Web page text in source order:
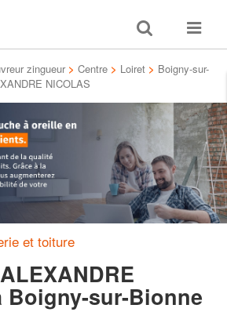
Toggle
search
Toggle
zingueur > Centre > Loiret > Boigny-sur-
NICOLAS
et toiture
Boigny-sur-Bionne